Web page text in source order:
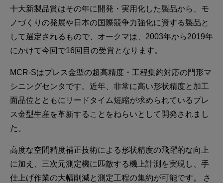
十大新製品賞はその年に開発・実用化した製品から、モ
ノづくりの発展や日本の国際競争力強化に資する製品と
して選定されるもので、オークマは、2003年から2019年
にかけて今回で16回目の受賞となります。
MCR-Sはプレス金型の超高精度・工程集約対応の門形マ
シニングセンタです。近年、非常に高い形状精度と加工
面品位とともにリードタイム短縮が求められているプレ
ス金型生産を革新することをねらいとして開発されまし
た。
高度な空間精度補正技術による形状精度の飛躍的な向上
に加え、三次元測定機に匹敵する機上計測を実現し、手
仕上げ作業の大幅削減と測定工程の集約が可能です。 さ